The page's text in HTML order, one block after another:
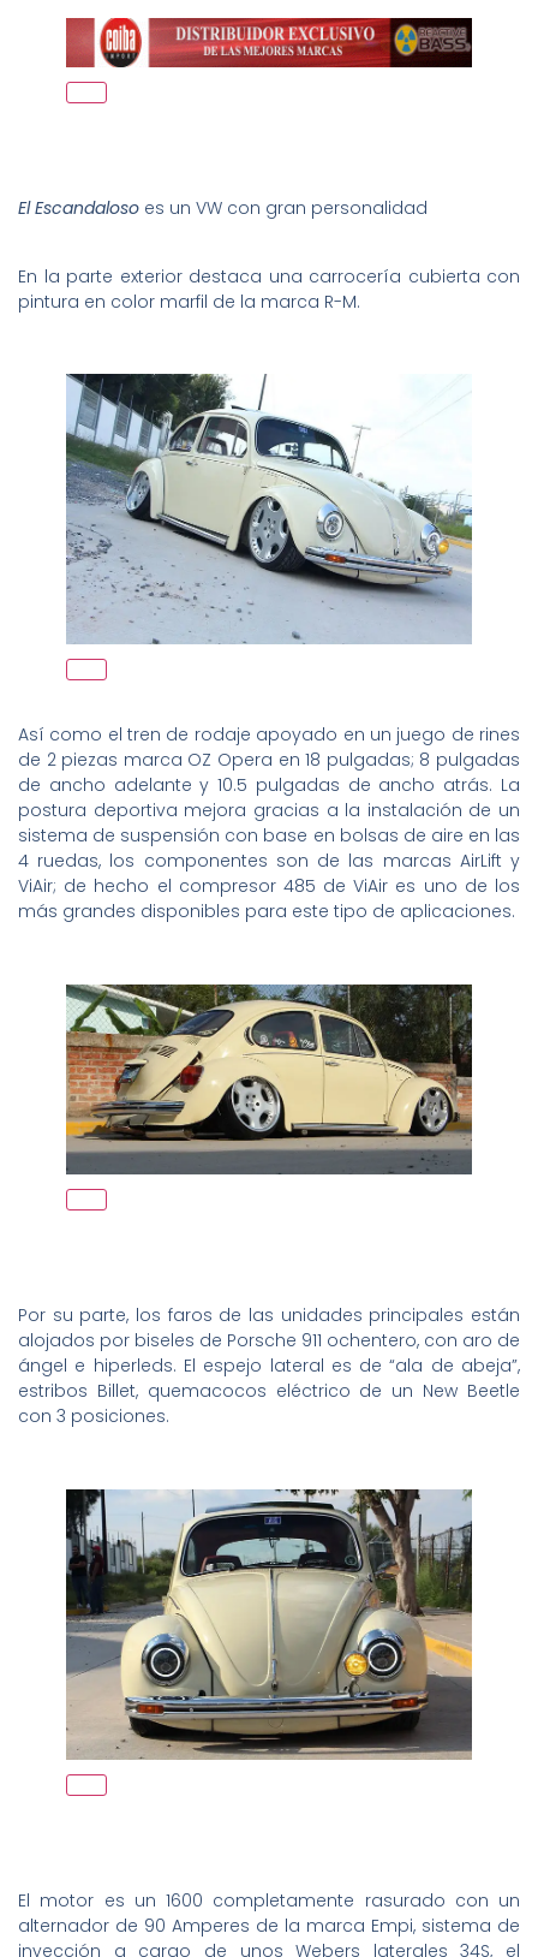
El Escandaloso es un VW con gran personalidad
En la parte exterior destaca una carrocería cubierta con
pintura en color marfil de la marca R-M.
Así como el tren de rodaje apoyado en un juego de rines
de 2 piezas marca OZ Opera en 18 pulgadas; 8 pulgadas
de ancho adelante y 10.5 pulgadas de ancho atrás. La
postura deportiva mejora gracias a la instalación de un
sistema de suspensión con base en bolsas de aire en las
4 ruedas, los componentes son de las marcas AirLift y
ViAir; de hecho el compresor 485 de ViAir es uno de los
más grandes disponibles para este tipo de aplicaciones.
Por su parte, los faros de las unidades principales están
alojados por biseles de Porsche 911 ochentero, con aro de
ángel e hiperleds. El espejo lateral es de “ala de abeja”,
estribos Billet, quemacocos eléctrico de un New Beetle
con 3 posiciones.
El motor es un 1600 completamente rasurado con un
alternador de 90 Amperes de la marca Empi, sistema de
inyección a cargo de unos Webers laterales 34S, el